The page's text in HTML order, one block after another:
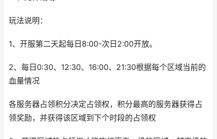
玩法说明：
1、开服第二天起每日8:00-次日2:00开放。
2、每日0:30、12:30、16:00、21:30根据每个区域当前的
血量情况
各服务器占领积分决定占领权，积分最高的服务器获得占
领奖励，并获得该区域到下个时段的占领权